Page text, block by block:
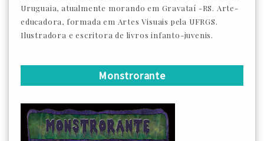
Uruguaia, atualmente morando em Gravataí -RS. Arte-
educadora, formada em Artes Visuais pela UFRGS.
Ilustradora e escritora de livros infanto-juvenis.
Monstrorante